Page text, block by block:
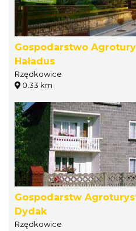
Gospodarstwo
Haładus
Rzędkowice
0.33 km
Gospodarstw
Dydak
Rzędkowice